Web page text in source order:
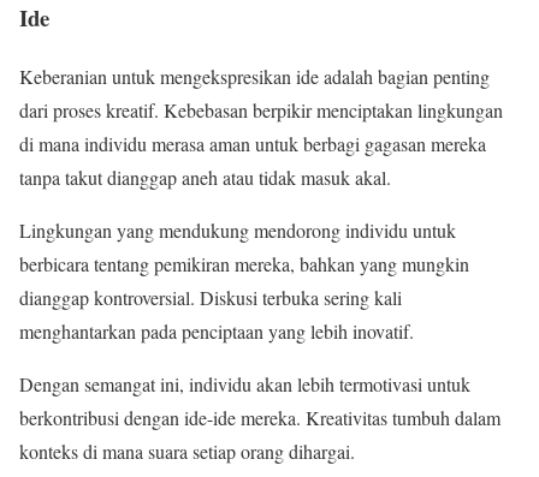
Ide
Keberanian untuk mengekspresikan ide adalah bagian penting
dari proses kreatif. Kebebasan berpikir menciptakan lingkungan
di mana individu merasa aman untuk berbagi gagasan mereka
tanpa takut dianggap aneh atau tidak masuk akal.
Lingkungan yang mendukung mendorong individu untuk
berbicara tentang pemikiran mereka, bahkan yang mungkin
dianggap kontroversial. Diskusi terbuka sering kali
menghantarkan pada penciptaan yang lebih inovatif.
Dengan semangat ini, individu akan lebih termotivasi untuk
berkontribusi dengan ide-ide mereka. Kreativitas tumbuh dalam
konteks di mana suara setiap orang dihargai.